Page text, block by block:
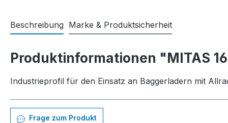
Beschreibung Marke & Produktsicherheit
Produktinformationen "MITAS
Industrieprofil für den Einsatz an Baggerladern mit
Frage zum Produkt